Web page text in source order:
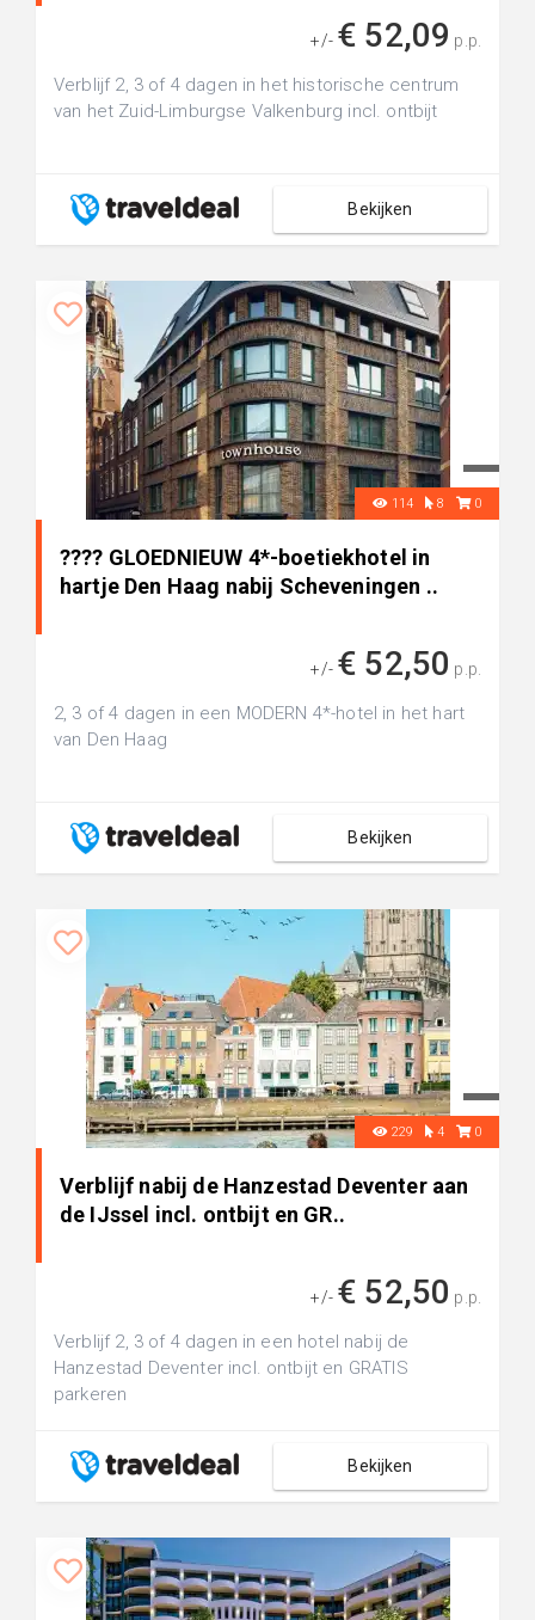
+/- € 52,09 p.p.
Verblijf 2, 3 of 4 dagen in het historische centrum
van het Zuid-Limburgse Valkenburg incl. ontbijt
Bekijken
114 8 0
???? GLOEDNIEUW 4*-boetiekhotel in
hartje Den Haag nabij Scheveningen ..
+/- € 52,50 p.p.
2, 3 of 4 dagen in een MODERN 4*-hotel in het hart
van Den Haag
Bekijken
229 4 0
Verblijf nabij de Hanzestad Deventer aan
de IJssel incl. ontbijt en GR..
+/- € 52,50 p.p.
Verblijf 2, 3 of 4 dagen in een hotel nabij de
Hanzestad Deventer incl. ontbijt en GRATIS
parkeren
Bekijken